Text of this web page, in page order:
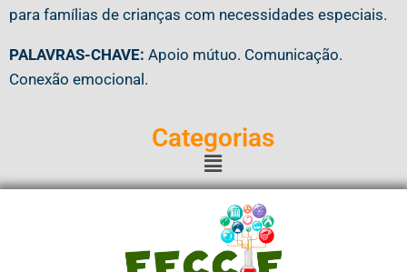
para famílias de crianças com necessidades especiais.
PALAVRAS-CHAVE: Apoio mútuo. Comunicação.
Conexão emocional.
Categorias